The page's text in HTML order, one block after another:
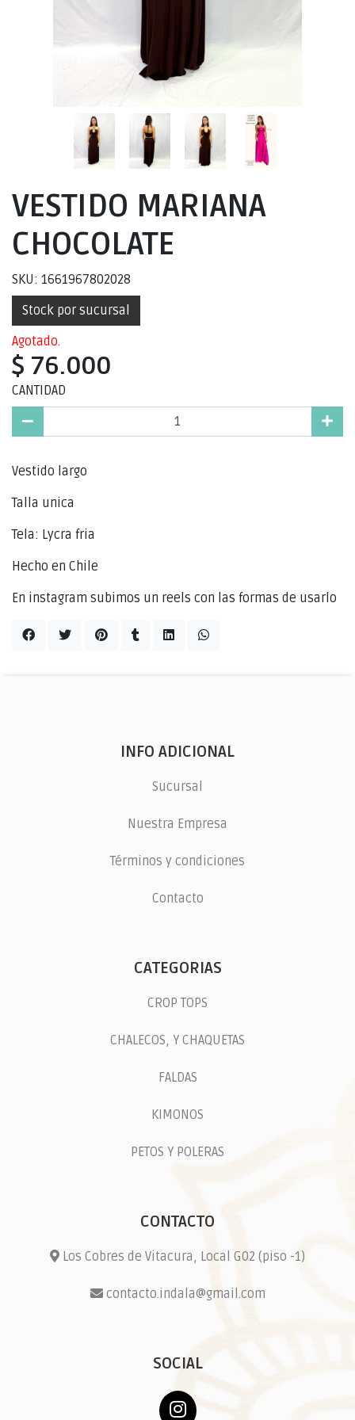
VESTIDO MARIANA
CHOCOLATE
SKU: 1661967802028
Stock por sucursal
Agotado.
$ 76.000
CANTIDAD
Vestido largo
Talla unica
Tela: Lycra fria
Hecho en Chile
En instagram subimos un reels con las formas de usarlo
INFO ADICIONAL
Sucursal
Nuestra Empresa
Términos y condiciones
Contacto
CATEGORIAS
CROP TOPS
CHALECOS, Y CHAQUETAS
FALDAS
KIMONOS
PETOS Y POLERAS
CONTACTO
Los Cobres de Vitacura, Local G02 (piso -1)
contacto.indala@gmail.com
SOCIAL